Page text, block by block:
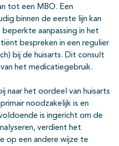
tot een MBO. Een
binnen de eerste lijn kan
aanpassing in het
bespreken in een regulier
bij de huisarts. Dit consult
het medicatiegebruik.
naar het oordeel van huisarts
noodzakelijk is en
is ingericht om de
verdient het
op een andere wijze te